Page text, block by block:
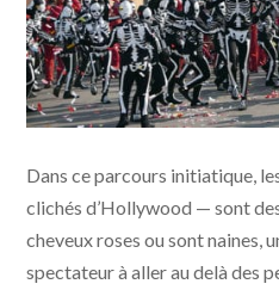
Dans ce parcours initiatique,
clichés d’Hollywood — sont
cheveux roses ou sont naines,
spectateur à aller au delà des